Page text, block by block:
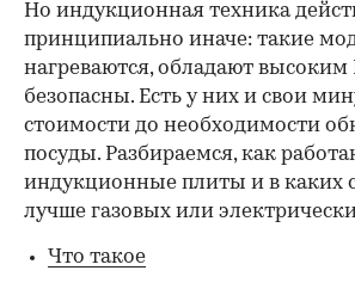
Но индукционная техника
принципиально иначе: такие
нагреваются, обладают
безопасны. Есть у них и свои
стоимости до необходимости
посуды. Разбираемся, как
индукционные плиты и в каких
лучше газовых или
Что такое